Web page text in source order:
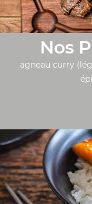
Nos
agneau curry